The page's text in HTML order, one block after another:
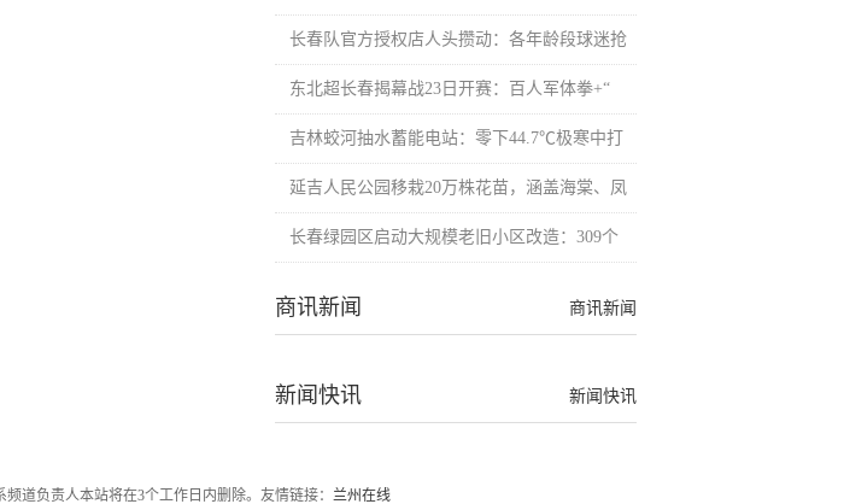
长春队官方授权店人头攒动：各年龄段球迷抢
东北超长春揭幕战23日开赛：百人军体拳+“
吉林蛟河抽水蓄能电站：零下44.7℃极寒中打
延吉人民公园移栽20万株花苗，涵盖海棠、凤
长春绿园区启动大规模老旧小区改造：309个
商讯新闻
商讯新闻
新闻快讯
新闻快讯
道负责人本站将在3个工作日内删除。友情链接： 兰州在线